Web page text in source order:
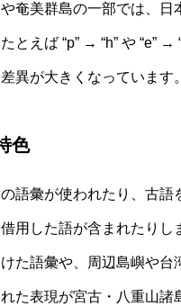
奄美群島の一部では、日
とえば “p” → “h” や “e” →
異が大きくなっています。
色
語彙が使われたり、古語
用した語が含まれたりし
た語彙や、周辺島嶼や台
た表現が宮古・八重山諸